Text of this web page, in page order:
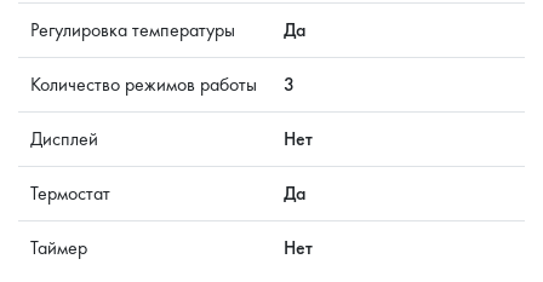
Регулировка температуры Да
Количество режимов работы 3
Дисплей Нет
Термостат Да
Таймер Нет